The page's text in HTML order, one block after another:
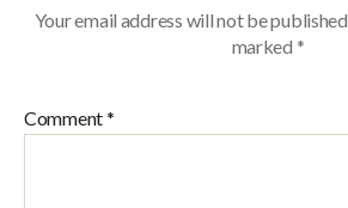
Your email address will not be published.
marked *
Comment*